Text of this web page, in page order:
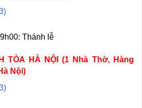
Thánh lễ
TÒA HÀ NỘI (1 Nhà Thờ, Hàng
Nội)